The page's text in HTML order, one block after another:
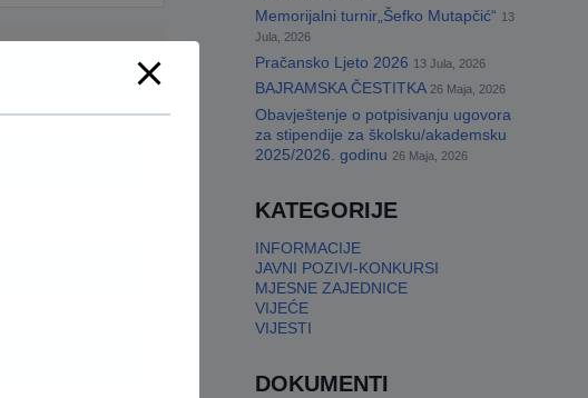
Memorijalni turnir„Šefko Mutapčić“ 13
Jula, 2026
Pračansko Ljeto 2026 13 Jula, 2026
BAJRAMSKA ČESTITKA 26 Maja, 2026
Obavještenje o potpisivanju ugovora
za stipendije za školsku/akademsku
2025/2026. godinu 26 Maja, 2026
KATEGORIJE
INFORMACIJE
JAVNI POZIVI-KONKURSI
MJESNE ZAJEDNICE
VIJEĆE
VIJESTI
DOKUMENTI